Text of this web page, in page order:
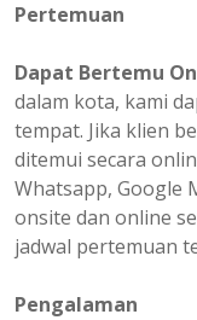
Pertemuan
Dapat Bertemu
dalam kota, kami
tempat. Jika klien
ditemui secara
Whatsapp, Google
onsite dan online
jadwal pertemuan
Pengalaman